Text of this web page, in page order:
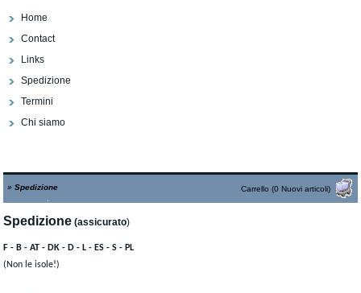
Home
Contact
Links
Spedizione
Termini
Chi siamo
»Spedizione Carrello (0 Nuovi articoli)
Spedizione (assicurato)
F - B - AT - DK - D - L - ES - S - PL
(Non le isole!)